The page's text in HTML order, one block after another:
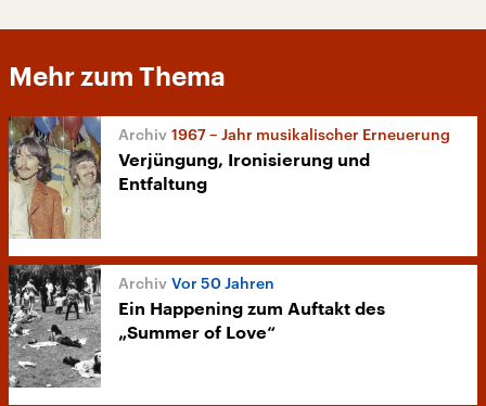
Mehr zum Thema
1967 – Jahr musikalischer Erneuerung
Verjüngung, Ironisierung und
Entfaltung
Vor 50 Jahren
Ein Happening zum Auftakt des
„Summer of Love“